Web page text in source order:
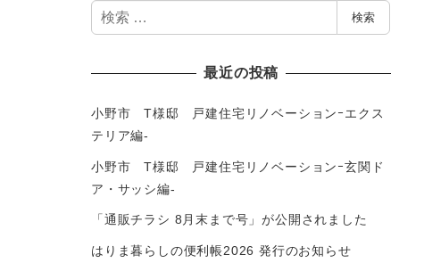
検
索
検索
最近の投稿
小野市 T様邸 戸建住宅リノベーションｰエクス
テリア編-
小野市 T様邸 戸建住宅リノベーションｰ玄関ド
ア・サッシ編-
「通販チラシ 8月末まで号」が公開されました
はりま暮らしの便利帳2026 発行のお知らせ